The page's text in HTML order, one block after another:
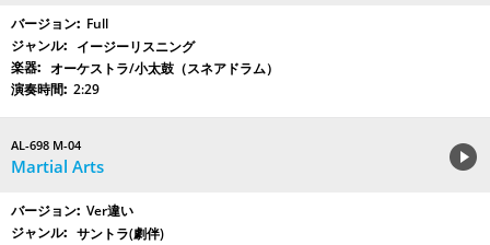
Full
イージーリスニング
オーケストラ/小太鼓（スネアドラム）
2:29
AL-698 M-04
Martial Arts
Ver違い
サントラ(劇伴)